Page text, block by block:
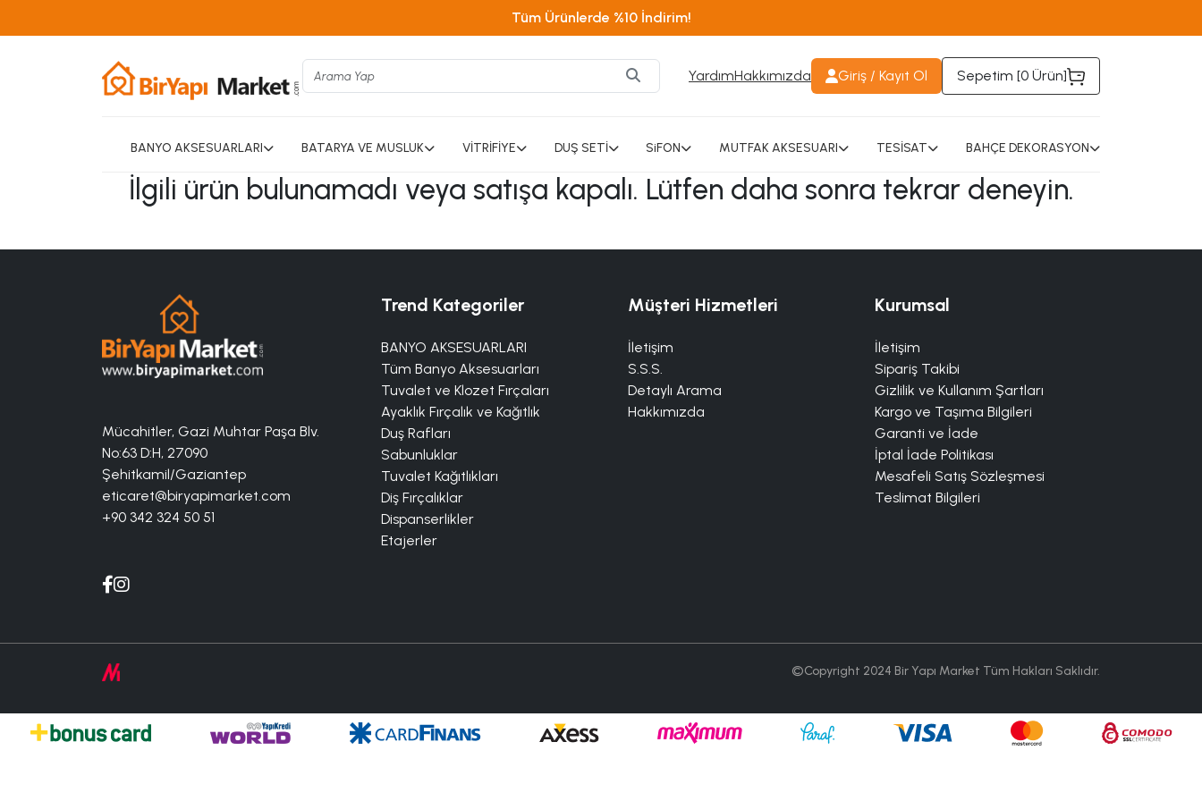
Tüm Ürünlerde %10 İndirim!
YardımHakkımızda Giriş / Kayıt Ol Sepetim [0 Ürün]
BANYO AKSESUARLARI BATARYA VE MUSLUK VİTRİFİYE DUŞ SETİ SiFON MUTFAK AKSESUARI TESİSAT BAHÇE DEKORASYON
İlgili ürün bulunamadı veya satışa kapalı. Lütfen daha sonra tekrar deneyin.
Mücahitler, Gazi Muhtar Paşa Blv.
No:63 D:H, 27090
Şehitkamil/Gaziantep
eticaret@biryapimarket.com
+90 342 324 50 51
Trend Kategoriler
BANYO AKSESUARLARI
Tüm Banyo Aksesuarları
Tuvalet ve Klozet Fırçaları
Ayaklık Fırçalık ve Kağıtlık
Duş Rafları
Sabunluklar
Tuvalet Kağıtlıkları
Diş Fırçalıklar
Dispanserlikler
Etajerler
Kurumsal
İletişim
Sipariş Takibi
Gizlilik ve Kullanım Şartları
Kargo ve Taşıma Bilgileri
Garanti ve İade
İptal İade Politikası
Mesafeli Satış Sözleşmesi
Teslimat Bilgileri
Müşteri Hizmetleri
İletişim
S.S.S.
Detaylı Arama
Hakkımızda
©Copyright 2024 Bir Yapı Market Tüm Hakları Saklıdır.